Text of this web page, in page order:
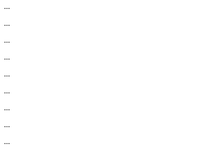
...
...
...
...
...
...
...
...
...